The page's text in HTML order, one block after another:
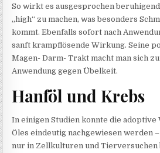
So wirkt es ausgesprochen
„high“ zu machen, was besonders
kommt. Ebenfalls sofort nach
sanft krampflösende Wirkung. Seine
Magen- Darm- Trakt macht man sich
Anwendung gegen Übelkeit.
Hanföl und Krebs
In einigen Studien konnte die adoptive
Öles eindeutig nachgewiesen werden
nur in Zellkulturen und Tierversuchen